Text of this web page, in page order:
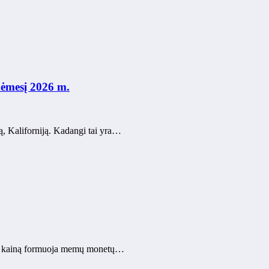
2026 m.
Kaliforniją. Kadangi tai yra…
formuoja memų monetų…